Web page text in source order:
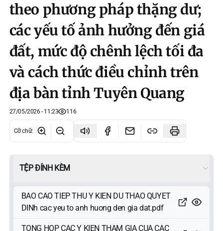
theo phương pháp thặng dư;
các yếu tố ảnh hưởng đến giá
đất, mức độ chênh lệch tối đa
và cách thức điều chỉnh trên
địa bàn tỉnh Tuyên Quang
27/05/2026 - 11:23 116
Cỡ chữ:
TỆP ĐÍNH KÈM
BAO CAO TIEP THU Y KIEN DU THAO QUYET
DINh cac yeu to anh huong den gia dat.pdf
TONG HOP CAC Y KIEN THAM GIA CUA CAC